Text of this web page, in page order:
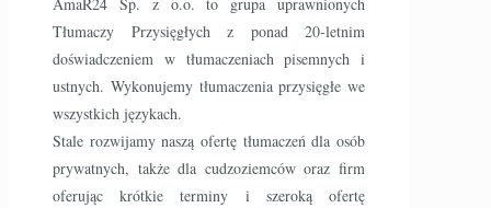
Tłumaczy Przysięgłych z ponad 20-letnim
doświadczeniem w tłumaczeniach pisemnych i
ustnych. Wykonujemy tłumaczenia przysięgłe we
wszystkich językach.
Stale rozwijamy naszą ofertę tłumaczeń dla osób
prywatnych, także dla cudzoziemców oraz firm
oferując krótkie terminy i szeroką ofertę